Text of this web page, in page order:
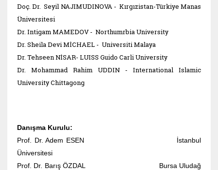
Doç. Dr. Seyil NAJIMUDINOVA - Kırgızistan-Türkiye Manas
Üniversitesi
Dr. Intigam MAMEDOV - Northumrbia University
Dr. Sheila Devi MİCHAEL - Universiti Malaya
Dr. Tehseen NİSAR- LUISS Guido Carli University
Dr. Mohammad Rahim UDDIN - International Islamic
University Chittagong
Danışma Kurulu:
Prof. Dr. Adem ESEN İstanbul
Üniversitesi
Prof. Dr. Barış ÖZDAL Bursa Uludağ